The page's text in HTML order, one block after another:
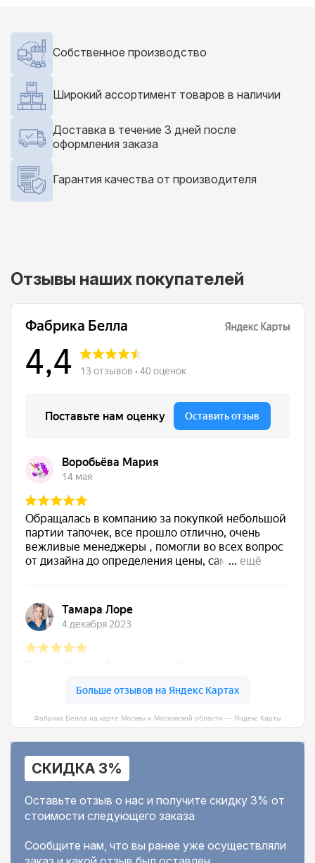
Собственное производство
Широкий ассортимент товаров в наличии
Доставка в течение 3 дней после
оформления заказа
Гарантия качества от производителя
Отзывы наших покупателей
Фабрика Белла на карте Москвы и Московской области — Яндекс Карты
СКИДКА 3%
Оставьте отзыв о нас и получите скидку 3% от
стоимости следующего заказа
Сообщите нам, что вы ранее уже осуществляли